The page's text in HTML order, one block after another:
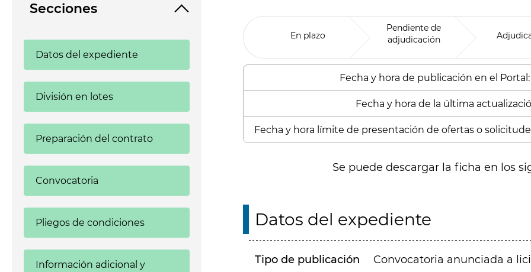
Secciones
Datos del expediente
División en lotes
Preparación del contrato
Convocatoria
Pliegos de condiciones
Información adicional y
En plazo
Pendiente de
adjudicación
Fecha y hora de publicación en el Portal:
Fecha y hora de la última
Fecha y hora límite de presentación de ofertas o
Se puede descargar la ficha en los
Datos del expediente
Tipo de publicación Convocatoria anunciada a